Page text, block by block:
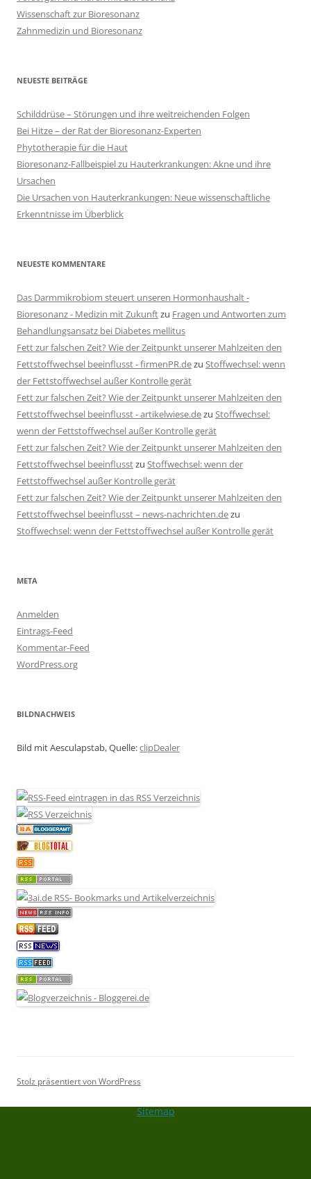
Wissenschaft zur Bioresonanz
Zahnmedizin und Bioresonanz
NEUESTE BEITRÄGE
Schilddrüse – Störungen und ihre weitreichenden Folgen
Bei Hitze – der Rat der Bioresonanz-Experten
Phytotherapie für die Haut
Bioresonanz-Fallbeispiel zu Hauterkrankungen: Akne und ihre
Ursachen
Die Ursachen von Hauterkrankungen: Neue wissenschaftliche
Erkenntnisse im Überblick
NEUESTE KOMMENTARE
Das Darmmikrobiom steuert unseren Hormonhaushalt -
Bioresonanz - Medizin mit Zukunftzu Fragen und Antworten zum
Behandlungsansatz bei Diabetes mellitus
Fett zur falschen Zeit? Wie der Zeitpunkt unserer Mahlzeiten den
Fettstoffwechsel beeinflusst - firmenPR.dezu Stoffwechsel: wenn
der Fettstoffwechsel außer Kontrolle gerät
Fett zur falschen Zeit? Wie der Zeitpunkt unserer Mahlzeiten den
Fettstoffwechsel beeinflusst - artikelwiese.dezu Stoffwechsel:
wenn der Fettstoffwechsel außer Kontrolle gerät
Fett zur falschen Zeit? Wie der Zeitpunkt unserer Mahlzeiten den
Fettstoffwechsel beeinflusstzu Stoffwechsel: wenn der
Fettstoffwechsel außer Kontrolle gerät
Fett zur falschen Zeit? Wie der Zeitpunkt unserer Mahlzeiten den
Fettstoffwechsel beeinflusst – news-nachrichten.dezu
Stoffwechsel: wenn der Fettstoffwechsel außer Kontrolle gerät
META
Anmelden
Eintrags-Feed
Kommentar-Feed
WordPress.org
BILDNACHWEIS
Bild mit Aesculapstab, Quelle:clipDealer
Stolz präsentiert von WordPress
Sitemap